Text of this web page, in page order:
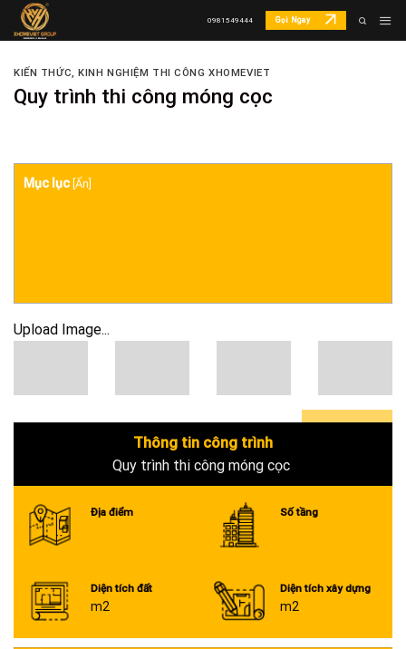
Skip
0981549444 Gọi Ngay
KIẾN THỨC,KINH NGHIỆM THI CÔNG XHOMEVIET
Quy trình thi công móng cọc
Mục lục Ẩn
Upload Image...
0+
Thông tin công trình
Quy trình thi công móng cọc
Địa điểm Số tầng
Diện tích đất
m2
Diện tích xây dựng
m2